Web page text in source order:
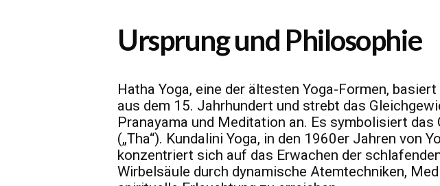
Ursprung und Philosophie
Hatha Yoga, eine der ältesten Yoga-Formen,
aus dem 15. Jahrhundert und strebt das
Pranayama und Meditation an. Es symbolisiert das
(„Tha“). Kundalini Yoga, in den 1960er Jahren von
konzentriert sich auf das Erwachen der
Wirbelsäule durch dynamische Atemtechniken,